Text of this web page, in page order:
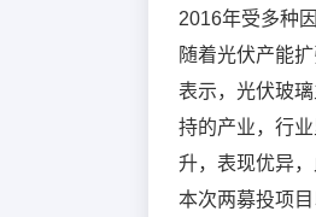
2016年受多种
随着光伏产能
表示，光伏玻
持的产业，行
升，表现优异
本次两募投项